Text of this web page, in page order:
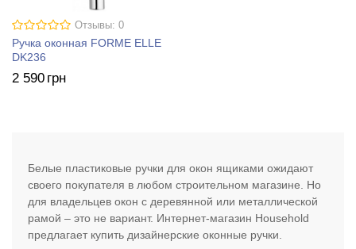
Отзывы: 0
Ручка оконная FORME ELLE
DK236
2 590 грн
Белые пластиковые ручки для окон ящиками ожидают
своего покупателя в любом строительном магазине. Но
для владельцев окон с деревянной или металлической
рамой – это не вариант. Интернет-магазин Household
предлагает купить дизайнерские оконные ручки.